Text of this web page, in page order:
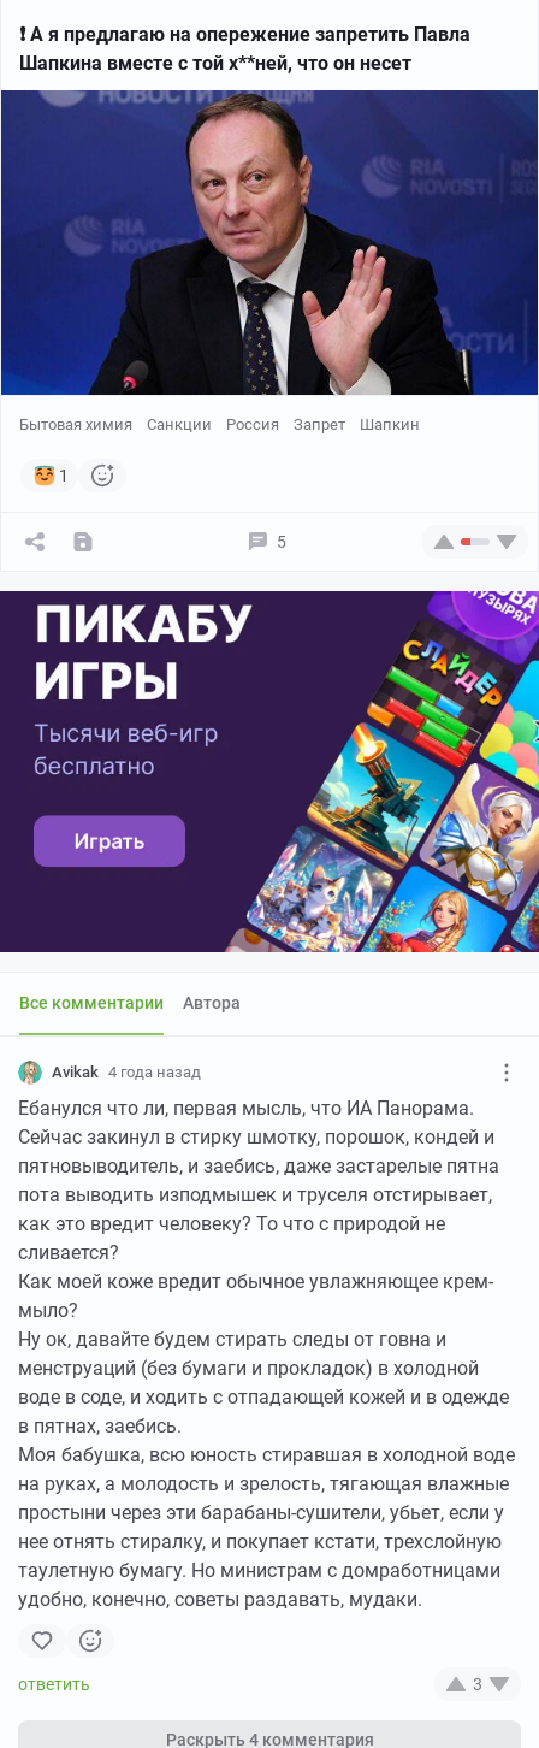
❗️ А я предлагаю на опережение запретить Павла
Шапкина вместе с той х**ней, что он несет
Бытовая химия Санкции Россия Запрет Шапкин
1
5
Все комментарии Автора
Avikak 4 года назад
Ебанулся что ли, первая мысль, что ИА Панорама.
Сейчас закинул в стирку шмотку, порошок, кондей и
пятновыводитель, и заебись, даже застарелые пятна
пота выводить изподмышек и труселя отстирывает,
как это вредит человеку? То что с природой не
сливается?
Как моей коже вредит обычное увлажняющее крем-
мыло?
Ну ок, давайте будем стирать следы от говна и
менструаций (без бумаги и прокладок) в холодной
воде в соде, и ходить с отпадающей кожей и в одежде
в пятнах, заебись.
Моя бабушка, всю юность стиравшая в холодной воде
на руках, а молодость и зрелость, тягающая влажные
простыни через эти барабаны-сушители, убьет, если у
нее отнять стиралку, и покупает кстати, трехслойную
таулетную бумагу. Но министрам с домработницами
удобно, конечно, советы раздавать, мудаки.
3
Раскрыть4 комментария